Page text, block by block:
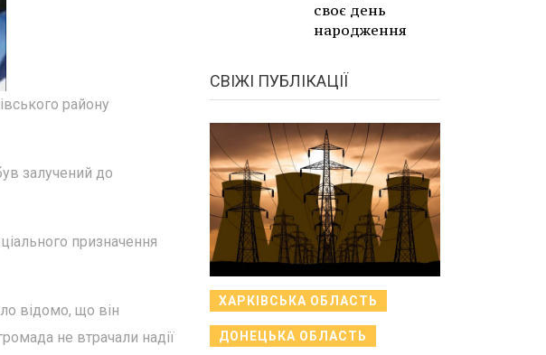
району
залучений до
призначення
відомо, що він
не втрачали надії
своє день
народження
СВІЖІ ПУБЛІКАЦІЇ
ХАРКІВСЬКА ОБЛАСТЬ
ДОНЕЦЬКА ОБЛАСТЬ